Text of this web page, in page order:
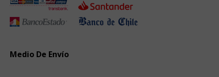
Medio De Envío